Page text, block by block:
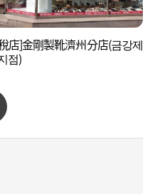
店]金剛製靴濟州分店(금강제
점)